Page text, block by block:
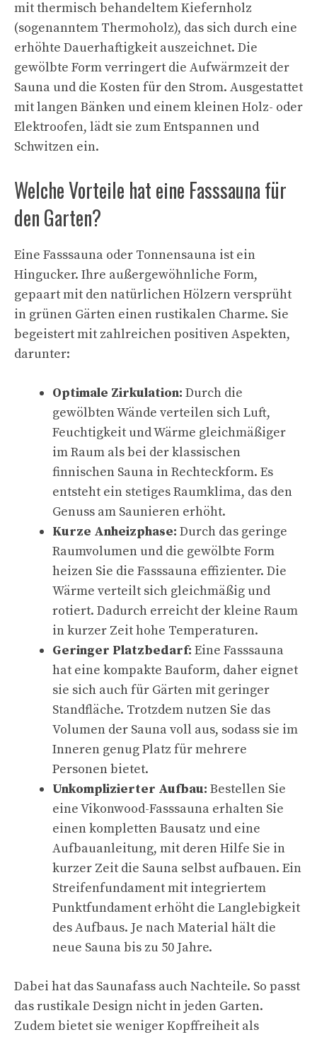
mit thermisch behandeltem Kiefernholz
(sogenanntem Thermoholz), das sich durch eine
erhöhte Dauerhaftigkeit auszeichnet. Die
gewölbte Form verringert die Aufwärmzeit der
Sauna und die Kosten für den Strom. Ausgestattet
mit langen Bänken und einem kleinen Holz- oder
Elektroofen, lädt sie zum Entspannen und
Schwitzen ein.
Welche Vorteile hat eine Fasssauna für
den Garten?
Eine Fasssauna oder Tonnensauna ist ein
Hingucker. Ihre außergewöhnliche Form,
gepaart mit den natürlichen Hölzern versprüht
in grünen Gärten einen rustikalen Charme. Sie
begeistert mit zahlreichen positiven Aspekten,
darunter:
Optimale Zirkulation: Durch die
gewölbten Wände verteilen sich Luft,
Feuchtigkeit und Wärme gleichmäßiger
im Raum als bei der klassischen
finnischen Sauna in Rechteckform. Es
entsteht ein stetiges Raumklima, das den
Genuss am Saunieren erhöht.
Kurze Anheizphase: Durch das geringe
Raumvolumen und die gewölbte Form
heizen Sie die Fasssauna effizienter. Die
Wärme verteilt sich gleichmäßig und
rotiert. Dadurch erreicht der kleine Raum
in kurzer Zeit hohe Temperaturen.
Geringer Platzbedarf: Eine Fasssauna
hat eine kompakte Bauform, daher eignet
sie sich auch für Gärten mit geringer
Standfläche. Trotzdem nutzen Sie das
Volumen der Sauna voll aus, sodass sie im
Inneren genug Platz für mehrere
Personen bietet.
Unkomplizierter Aufbau: Bestellen Sie
eine Vikonwood-Fasssauna erhalten Sie
einen kompletten Bausatz und eine
Aufbauanleitung, mit deren Hilfe Sie in
kurzer Zeit die Sauna selbst aufbauen. Ein
Streifenfundament mit integriertem
Punktfundament erhöht die Langlebigkeit
des Aufbaus. Je nach Material hält die
neue Sauna bis zu 50 Jahre.
Dabei hat das Saunafass auch Nachteile. So passt
das rustikale Design nicht in jeden Garten.
Zudem bietet sie weniger Kopffreiheit als